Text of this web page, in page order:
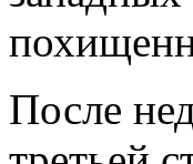
После